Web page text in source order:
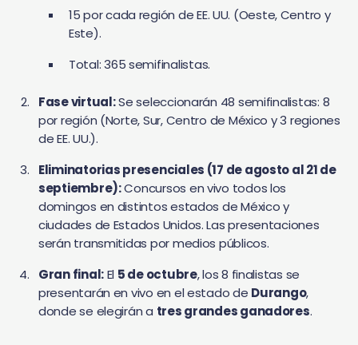
15 por cada región de EE. UU. (Oeste, Centro y
Este).
Total: 365 semifinalistas.
Fase virtual:Se seleccionarán 48 semifinalistas: 8
por región (Norte, Sur, Centro de México y 3 regiones
de EE. UU.).
Eliminatorias presenciales (17 de agosto al 21 de
septiembre):Concursos en vivo todos los
domingos en distintos estados de México y
ciudades de Estados Unidos. Las presentaciones
serán transmitidas por medios públicos.
Gran final:El 5 de octubre, los 8 finalistas se
presentarán en vivo en el estado de Durango,
donde se elegirán a tres grandes ganadores.